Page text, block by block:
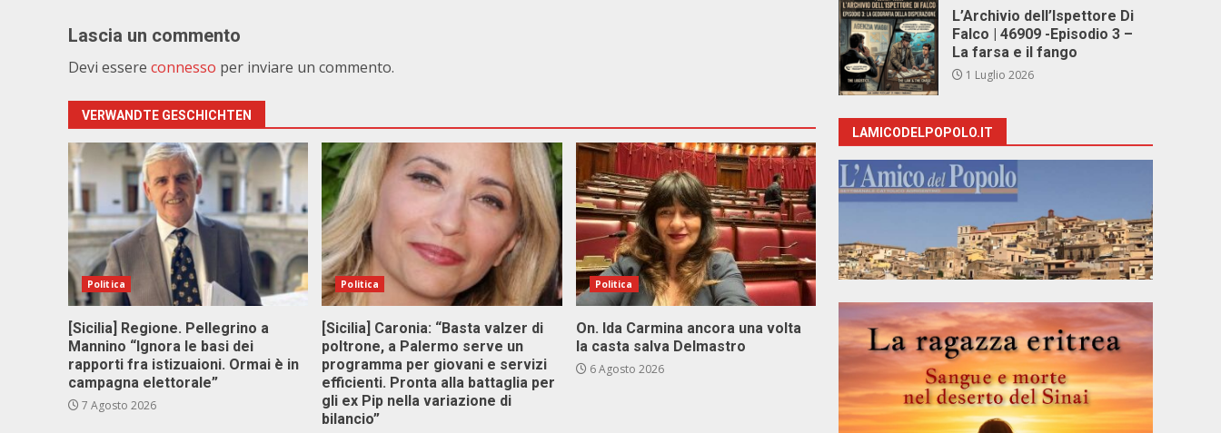
Lascia un commento
Devi essere connesso per inviare un commento.
VERWANDTE GESCHICHTEN
Politica
[Sicilia] Regione. Pellegrino a
Mannino “Ignora le basi dei
rapporti fra istizuaioni. Ormai è in
campagna elettorale”
7 Agosto 2026
Politica
[Sicilia] Caronia: “Basta valzer di
poltrone, a Palermo serve un
programma per giovani e servizi
efficienti. Pronta alla battaglia per
gli ex Pip nella variazione di
bilancio”
Politica
On. Ida Carmina ancora una volta
la casta salva Delmastro
6 Agosto 2026
L’Archivio dell’Ispettore Di
Falco | 46909 -Episodio 3 –
La farsa e il fango
1 Luglio 2026
LAMICODELPOPOLO.IT